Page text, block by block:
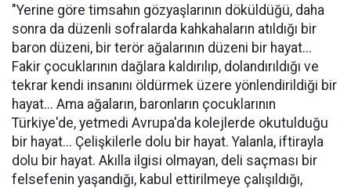
"Yerine göre timsahın gözyaşlarının döküldüğü, daha
sonra da düzenli sofralarda kahkahaların atıldığı bir
baron düzeni, bir terör ağalarının düzeni bir hayat...
Fakir çocuklarının dağlara kaldırılıp, dolandırıldığı ve
tekrar kendi insanını öldürmek üzere yönlendirildiği bir
hayat... Ama ağaların, baronların çocuklarının
Türkiye'de, yetmedi Avrupa'da kolejlerde okutulduğu
bir hayat... Çelişkilerle dolu bir hayat. Yalanla, iftirayla
dolu bir hayat. Akılla ilgisi olmayan, deli saçması bir
felsefenin yaşandığı, kabul ettirilmeye çalışıldığı,